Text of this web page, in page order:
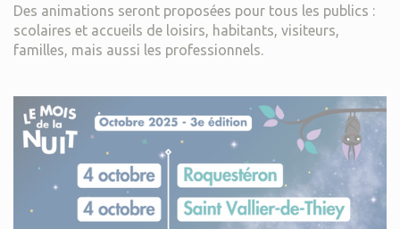
Des animations seront proposées pour tous les publics :
scolaires et accueils de loisirs, habitants, visiteurs,
familles, mais aussi les professionnels.